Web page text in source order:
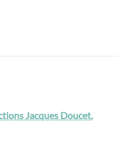
Jacques Doucet,